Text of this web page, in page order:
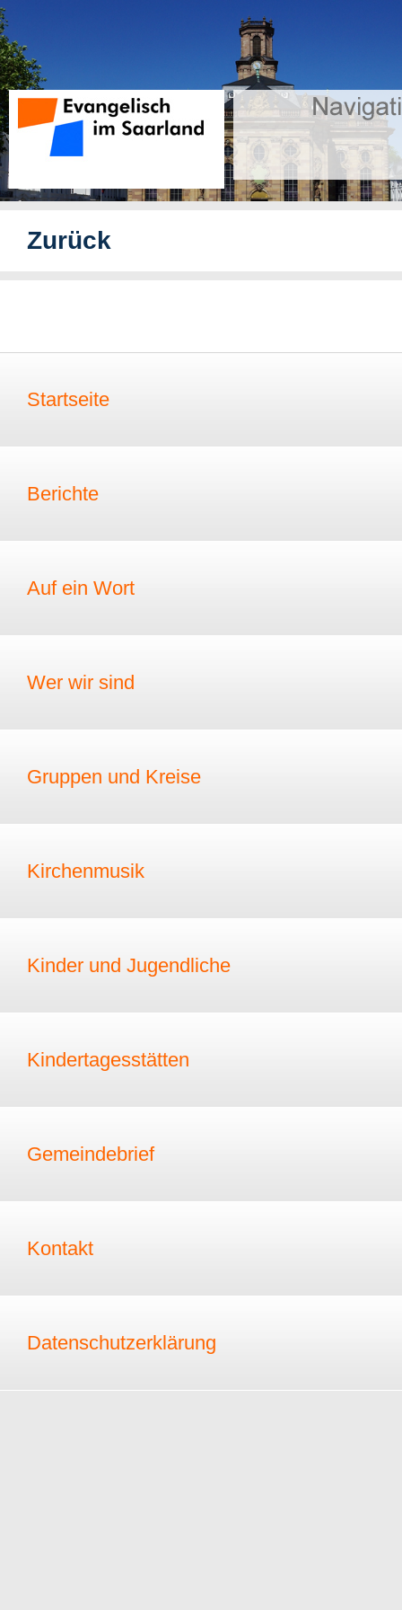
Zurück
Startseite
Berichte
Auf ein Wort
Wer wir sind
Gruppen und Kreise
Kirchenmusik
Kinder und Jugendliche
Kindertagesstätten
Gemeindebrief
Kontakt
Datenschutzerklärung